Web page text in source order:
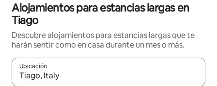
Alojamientos para estancias largas en
Tiago
Descubre alojamientos para estancias largas que te
harán sentir como en casa durante un mes o más.
Ubicación
Cuando los resultados estén disponibles, podrás navegar